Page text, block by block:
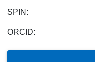
SPIN:
ORCID: